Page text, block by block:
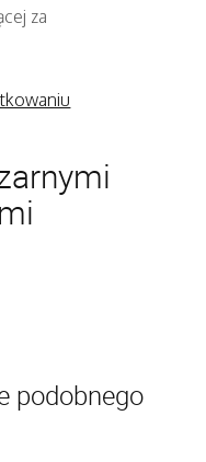
za
podobnego